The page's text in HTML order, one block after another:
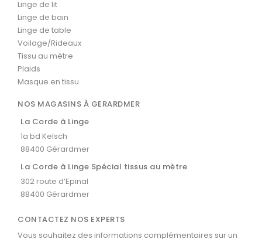
Linge de lit
Linge de bain
Linge de table
Voilage/Rideaux
Tissu au mètre
Plaids
Masque en tissu
NOS MAGASINS À GERARDMER
La Corde à Linge
1a bd Kelsch
88400 Gérardmer
La Corde à Linge Spécial tissus au mètre
302 route d’Epinal
88400 Gérardmer
CONTACTEZ NOS EXPERTS
Vous souhaitez des informations complémentaires sur un